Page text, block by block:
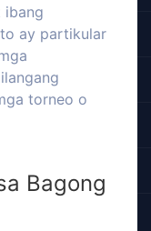
ibang
ay partikular
torneo o
Bagong